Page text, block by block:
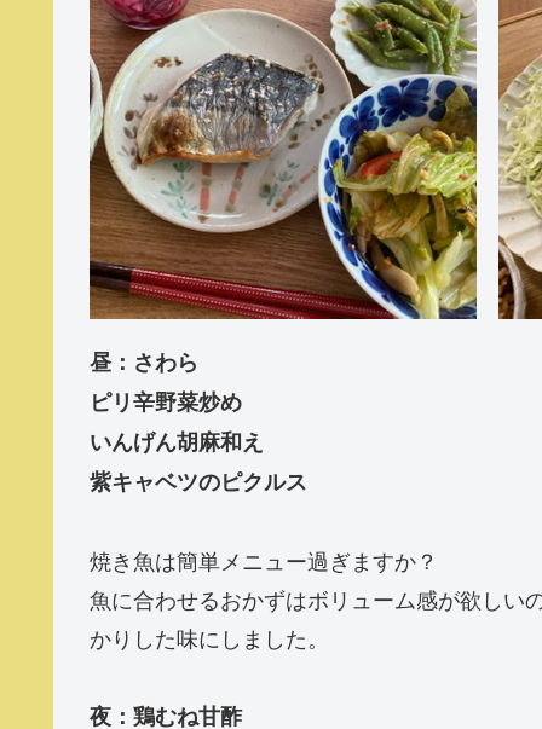
昼：さわら
ピリ辛野菜炒め
いんげん胡麻和え
紫キャベツのピクルス
焼き魚は簡単メニュー過ぎますか？
魚に合わせるおかずはボリューム感が欲しい
かりした味にしました。
夜：鶏むね甘酢